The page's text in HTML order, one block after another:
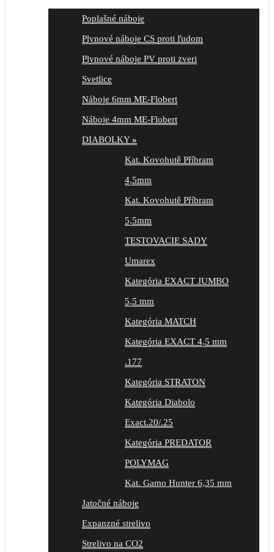
Poplašné náboje
Plynové náboje CS proti ľudom
Plynové náboje PV proti zveri
Svetlice
Náboje 6mm ME-Flobert
Náboje 4mm ME-Flobert
DIABOLKY»
Kat. Kovohutě Příbram
4,5mm
Kat. Kovohutě Příbram
5,5mm
TESTOVACIE SADY
Umarex
Kategória EXACT JUMBO
5,5 mm
Kategória MATCH
Kategória EXACT 4,5 mm
.177
Kategória STRATON
Kategória Diabolo
Exact.20/.25
Kategória PREDATOR
POLYMAG
Kat. Gamo Hunter 6,35 mm
Jatočné náboje
Expanzné strelivo
Strelivo na CO2